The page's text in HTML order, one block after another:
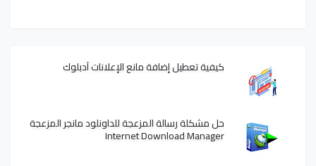
كيفية تعطيل إضافة مانع الإعلانات آدبلوك
حل مشكلة رسالة المزعجة للداونلود مانجر المزعجة
Internet Download Manager